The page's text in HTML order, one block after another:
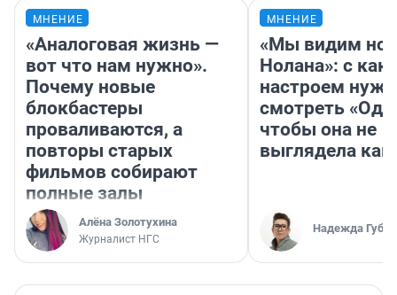
МНЕНИЕ
«Аналоговая жизнь —
вот что нам нужно».
Почему новые
блокбастеры
проваливаются, а
повторы старых
фильмов собирают
полные залы
Алёна Золотухина
Журналист НГС
МНЕНИЕ
«Мы видим
Нолана»: с
настроем
смотреть
чтобы она не
выглядела как
Надежда